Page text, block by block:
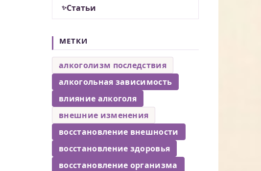
Статьи
МЕТКИ
алкоголизм последствия
алкогольная зависимость
влияние алкоголя
внешние изменения
восстановление внешности
восстановление здоровья
восстановление организма